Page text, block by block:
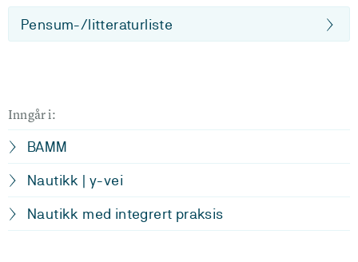
Pensum-/litteraturliste
Inngår i:
BAMM
Nautikk | y-vei
Nautikk med integrert praksis